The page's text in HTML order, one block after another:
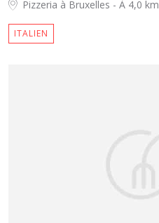
Pizzeria à Bruxelles - À 4,0 km
ITALIEN